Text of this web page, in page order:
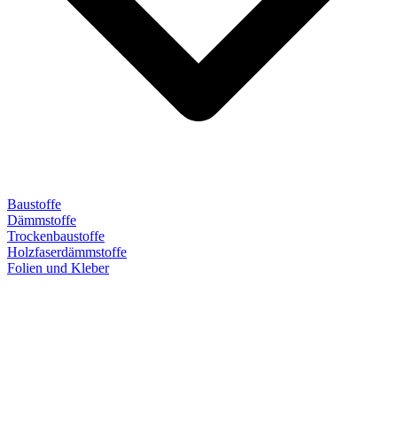
Baustoffe
Dämmstoffe
Trockenbaustoffe
Holzfaserdämmstoffe
Folien und Kleber